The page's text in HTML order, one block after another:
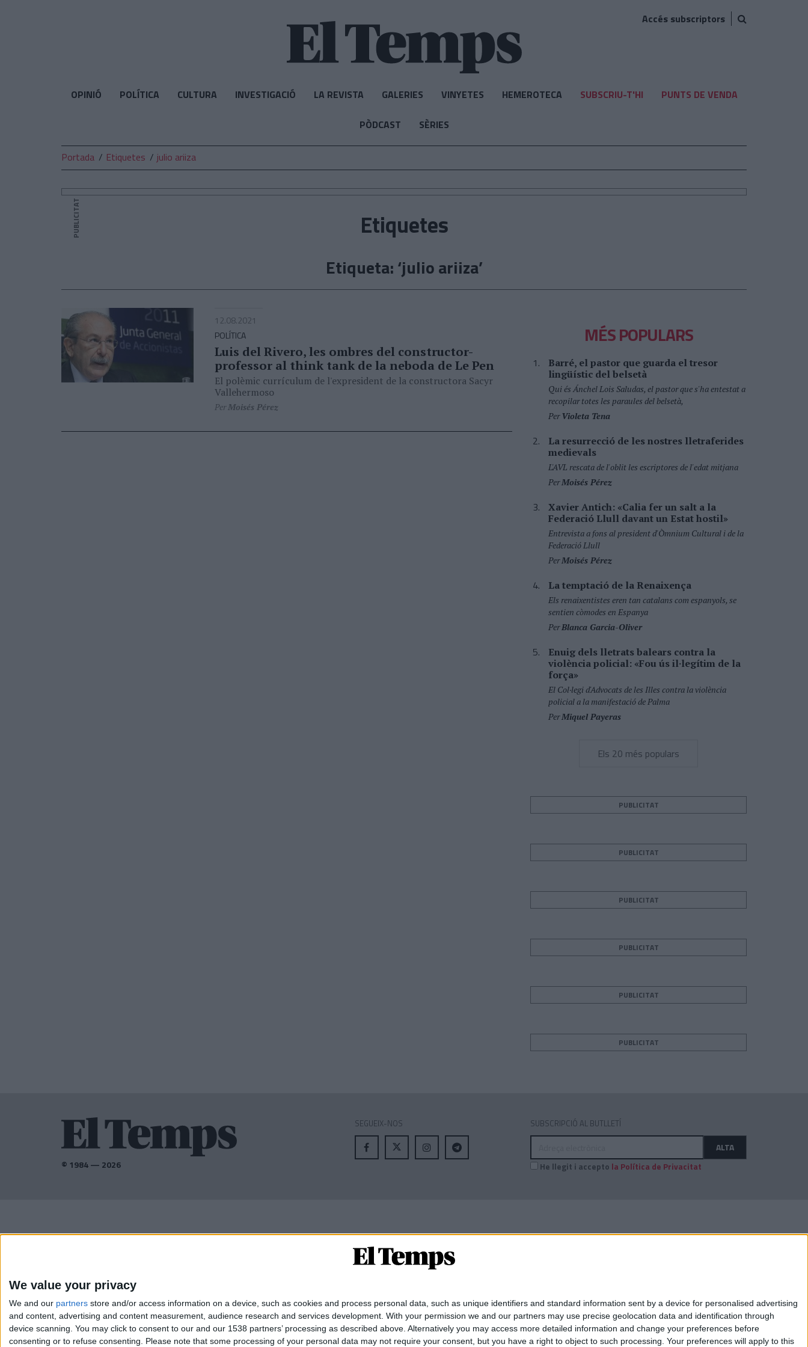
We value your privacy
We and our partners store and/or access information on a device, such as cookies and process personal data, such as unique identifiers and standard information sent by a device for personalised advertising
and content, advertising and content measurement, audience research and services development. With your permission we and our partners may use precise geolocation data and identification through
device scanning. You may click to consent to our and our 1538 partners’ processing as described above. Alternatively you may access more detailed information and change your preferences before
consenting or to refuse consenting.
Please note that some processing of your personal data may not require your consent, but you have a right to object to such processing. Your preferences will apply to this
Accés subscriptors
OPINIÓ POLÍTICA CULTURA INVESTIGACIÓ LA REVISTA GALERIES VINYETES HEMEROTECA SUBSCRIU-T'HI PUNTS DE VENDA
PÒDCAST SÈRIES
Portada Etiquetes julio ariiza
PUBLICITAT Etiquetes
Etiqueta: ‘julio ariiza’
12.08.2021
POLÍTICA
Luis del Rivero, les ombres del constructor-
professor al think tank de la neboda de Le Pen
El polèmic currículum de l'expresident de la constructora Sacyr
Vallehermoso
PerMoisés Pérez
MÉS POPULARS
Barré, el pastor que guarda el tresor
lingüístic del belsetà
Qui és Ánchel Lois Saludas, el pastor que s'ha entestat a
recopilar totes les paraules del belsetà,
PerVioleta Tena
La resurrecció de les nostres lletraferides
medievals
L'AVL rescata de l'oblit les escriptores de l'edat mitjana
PerMoisés Pérez
Xavier Antich: «Calia fer un salt a la
Federació Llull davant un Estat hostil»
Entrevista a fons al president d'Òmnium Cultural i de la
Federació Llull
PerMoisés Pérez
La temptació de la Renaixença
Els renaixentistes eren tan catalans com espanyols, se
sentien còmodes en Espanya
PerBlanca Garcia-Oliver
Enuig dels lletrats balears contra la
violència policial: «Fou ús il·legítim de la
força»
El Col·legi d'Advocats de les Illes contra la violència
policial a la manifestació de Palma
PerMiquel Payeras
Els 20 més populars
PUBLICITAT
PUBLICITAT
PUBLICITAT
PUBLICITAT
PUBLICITAT
PUBLICITAT
© 1984 — 2026
SEGUEIX-NOS SUBSCRIPCIÓ AL BUTLLETÍ
Adreça
ALTA
He llegit i accepto la Política de Privacitat